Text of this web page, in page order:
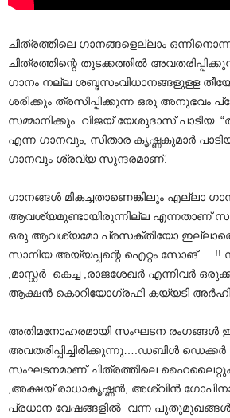
ചിത്രത്തിലെ ഗാനങ്ങളെല്ലാം
ചിത്രത്തിന്റെ തുടക്കത്തിൽ
ഗാനം നല്ല ശബ്ദസംവിധാനങ്ങളുള്ള
ശരിക്കും ത്രസിപ്പിക്കുന്ന ഒരു അനുഭവം
സമ്മാനിക്കും. വിജയ് യേശുദാസ് പാടിയ
എന്ന ഗാനവും, സിതാര കൃഷ്ണകുമാർ
ഗാനവും ശ്രവ്യ സുന്ദരമാണ്.
ഗാനങ്ങൾ മികച്ചതാണെങ്കിലും എല്ലാ
ആവശ്യമുണ്ടായിരുന്നില്ല എന്നതാണ്
ഒരു ആവശ്യമോ പ്രസക്തിയോ ഇല്ലാതെ
സാനിയ അയ്യപ്പന്റെ ഐറ്റം സോങ് ….!!
,മാസ്റ്റർ കെച്ച ,രാജശേഖർ എന്നിവർ
ആക്ഷൻ കൊറിയോഗ്രഫി കയ്യടി
അതിമനോഹരമായി സംഘടന രംഗങ്ങൾ
അവതരിപ്പിച്ചിരിക്കുന്നു….ഡബിൾ
സംഘടനമാണ് ചിത്രത്തിലെ
,അക്ഷയ് രാധാകൃഷ്ണൻ, അശ്വിൻ
പ്രധാന വേഷങ്ങളിൽ വന്ന പുതുമുഖങ്ങൾ